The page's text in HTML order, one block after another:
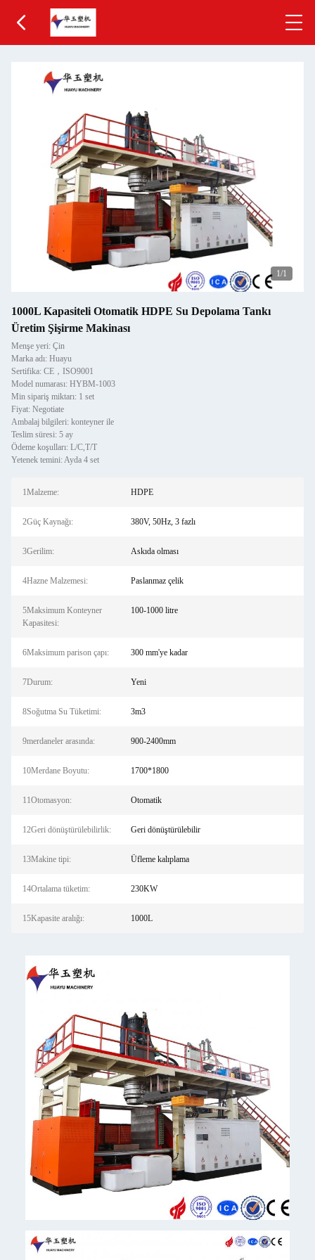
1/1
1000L Kapasiteli Otomatik HDPE Su Depolama Tankı
Üretim Şişirme Makinası
Menşe yeri: Çin
Marka adı: Huayu
Sertifika: CE，ISO9001
Model numarası: HYBM-1003
Min sipariş miktarı: 1 set
Fiyat: Negotiate
Ambalaj bilgileri: konteyner ile
Teslim süresi: 5 ay
Ödeme koşulları: L/C,T/T
Yetenek temini: Ayda 4 set
1Malzeme: HDPE
2Güç Kaynağı: 380V, 50Hz, 3 fazlı
3Gerilim: Askıda olması
4Hazne Malzemesi: Paslanmaz çelik
5Maksimum Konteyner
Kapasitesi:
100-1000 litre
6Maksimum parison çapı: 300 mm'ye kadar
7Durum: Yeni
8Soğutma Su Tüketimi: 3m3
9merdaneler arasında: 900-2400mm
10Merdane Boyutu: 1700*1800
11Otomasyon: Otomatik
12Geri dönüştürülebilirlik: Geri dönüştürülebilir
13Makine tipi: Üfleme kalıplama
14Ortalama tüketim: 230KW
15Kapasite aralığı: 1000L